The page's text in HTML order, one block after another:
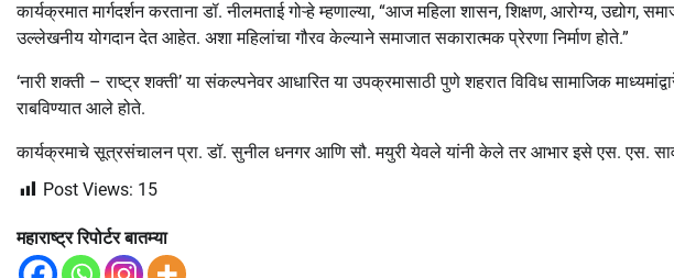
कार्यक्रमात मार्गदर्शन करताना डॉ. नीलमताई गोऱ्हे म्हणाल्या, “आज महिला शासन, शिक्षण, आरोग्य, उद्योग,
उल्लेखनीय योगदान देत आहेत. अशा महिलांचा गौरव केल्याने समाजात सकारात्मक प्रेरणा निर्माण होते.”
‘नारी शक्ती – राष्ट्र शक्ती’ या संकल्पनेवर आधारित या उपक्रमासाठी पुणे शहरात विविध सामाजिक
राबविण्यात आले होते.
कार्यक्रमाचे सूत्रसंचालन प्रा. डॉ. सुनील धनगर आणि सौ. मयुरी येवले यांनी केले तर आभार इसे एस. एस.
Post Views: 15
महाराष्ट्र रिपोर्टर बातम्या